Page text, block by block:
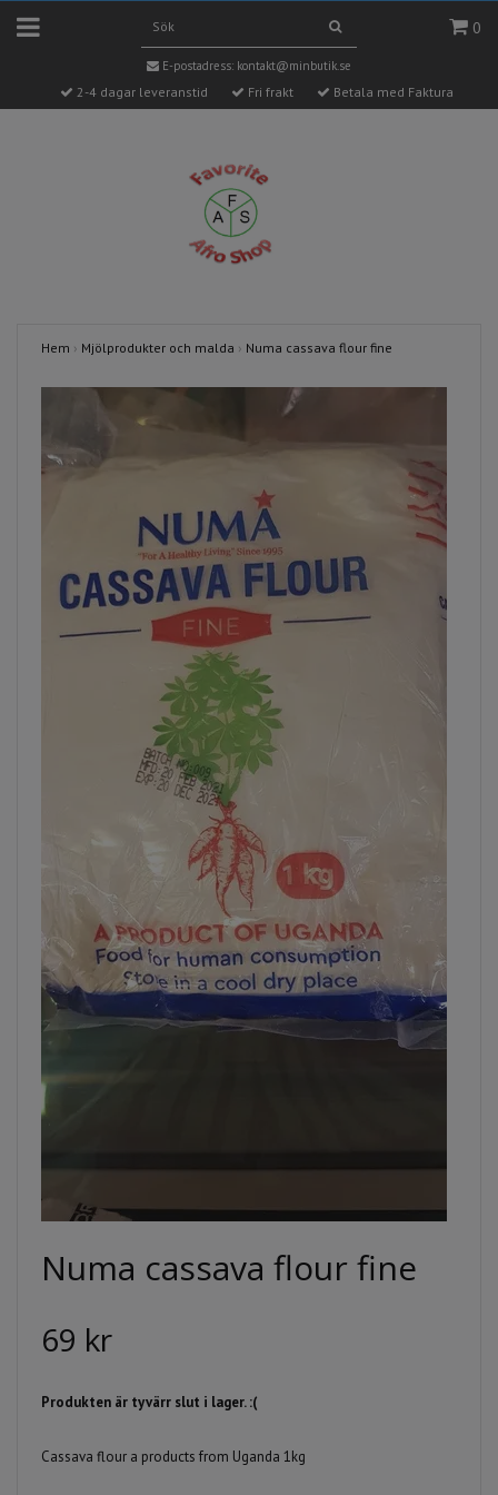
0
E-postadress: kontakt@minbutik.se
2-4 dagar leveranstid Fri frakt Betala med Faktura
Hem › Mjölprodukter och malda › Numa cassava flour fine
Numa cassava flour fine
69 kr
Produkten är tyvärr slut i lager. :(
Cassava flour a products from Uganda 1kg